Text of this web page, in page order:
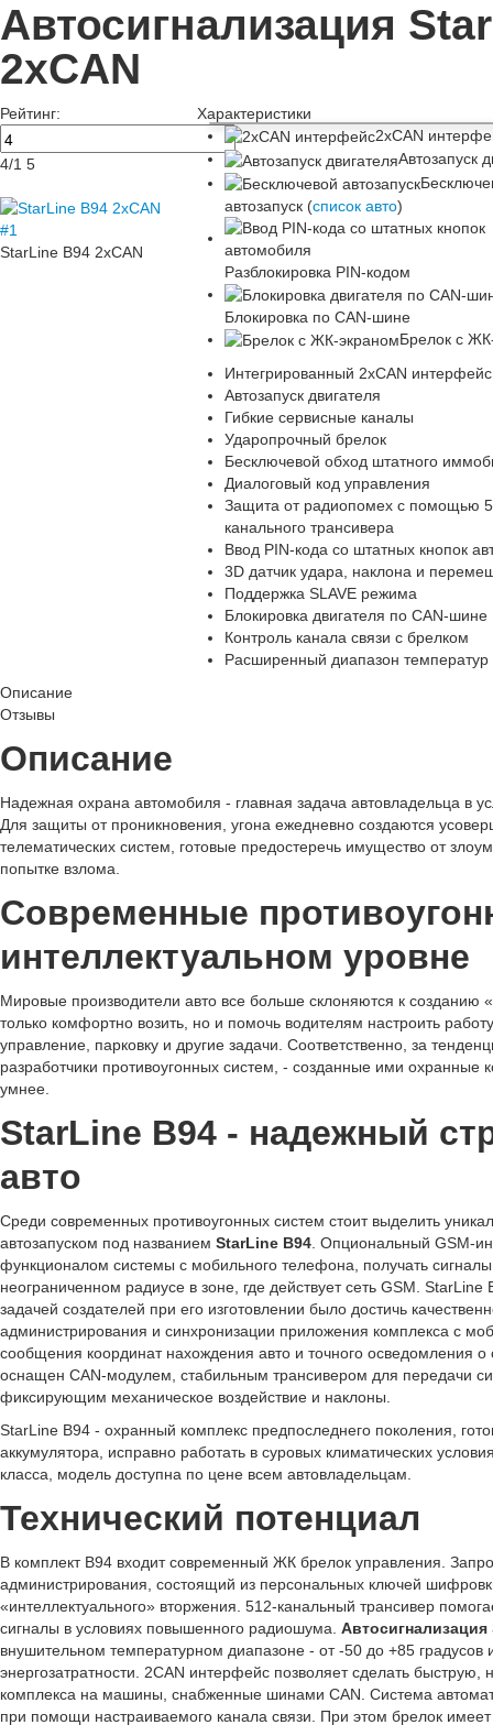
Автосигнализация
2xCAN
Рейтинг:
4/1 5
StarLine B94 2xCAN
Характеристики
2xCAN
Автозапуск
автозапуск (список авто)
Разблокировка PIN-кодом
Блокировка по CAN-шине
Брелок с
Интегрированный 2xCAN интерфейс
Автозапуск двигателя
Гибкие сервисные каналы
Ударопрочный брелок
Бесключевой обход штатного
Диалоговый код управления
Защита от радиопомех с помощью
канального трансивера
Ввод PIN-кода со штатных кнопок
3D датчик удара, наклона и
Поддержка SLAVE режима
Блокировка двигателя по CAN-шине
Контроль канала связи с брелком
Расширенный диапазон температур
Описание
Отзывы
Описание
Надежная охрана автомобиля - главная задача автовладельца в
Для защиты от проникновения, угона ежедневно создаются
телематических систем, готовые предостеречь имущество от
попытке взлома.
Современные
интеллектуальном уровне
Мировые производители авто все больше склоняются к созданию
только комфортно возить, но и помочь водителям настроить
управление, парковку и другие задачи. Соответственно, за
разработчики противоугонных систем, - созданные ими
умнее.
StarLine B94 - надежный
авто
Среди современных противоугонных систем стоит выделить
автозапуском под названием StarLine B94. Опциональный GSM-
функционалом системы с мобильного телефона, получать
неограниченном радиусе в зоне, где действует сеть GSM.
задачей создателей при его изготовлении было достичь
администрирования и синхронизации приложения комплекса с
сообщения координат нахождения авто и точного осведомления
оснащен CAN-модулем, стабильным трансивером для передачи
фиксирующим механическое воздействие и наклоны.
StarLine B94 - охранный комплекс предпоследнего поколения,
аккумулятора, исправно работать в суровых климатических
класса, модель доступна по цене всем автовладельцам.
Технический потенциал
В комплект B94 входит современный ЖК брелок управления.
администрирования, состоящий из персональных ключей
«интеллектуального» вторжения. 512-канальный трансивер
сигналы в условиях повышенного радиошума. Автосигнализация
внушительном температурном диапазоне - от -50 до +85 градусов
энергозатратности. 2CAN интерфейс позволяет сделать быструю,
комплекса на машины, снабженные шинами CAN. Система
при помощи настраиваемого канала связи. При этом брелок